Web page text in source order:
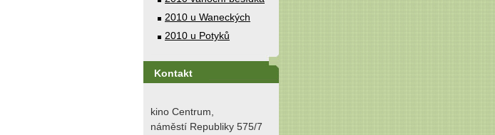
2010 u Waneckých
2010 u Potyků
Kontakt
kino Centrum,
náměstí Republiky 575/7